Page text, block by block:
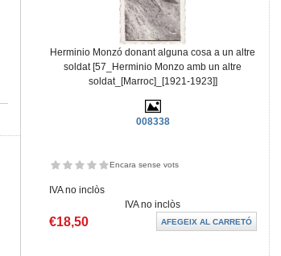
Herminio Monzó donant alguna cosa a un altre
soldat [57_Herminio Monzo amb un altre
soldat_[Marroc]_[1921-1923]]
008338
Encara sense vots
IVA no inclòs
IVA no inclòs
€18,50